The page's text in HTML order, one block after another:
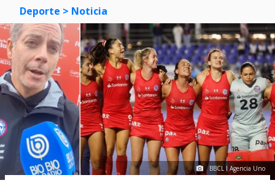
Deporte > Noticia
BBCL I Agencia Uno